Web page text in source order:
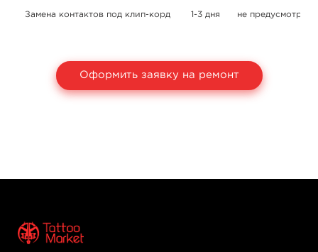
Замена контактов под клип-корд 1-3 дня не предусмотрено
Оформить заявку на ремонт